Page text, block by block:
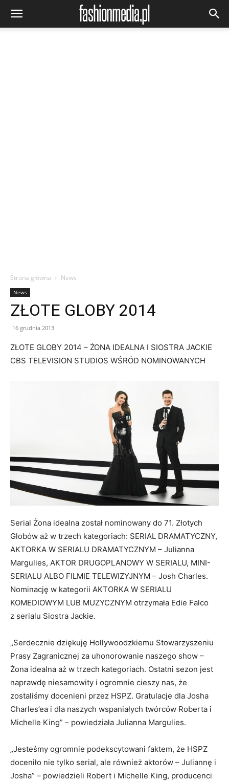
Strona główna News
News
ZŁOTE GLOBY 2014
16 grudnia 2013
ZŁOTE GLOBY 2014 – ŻONA IDEALNA I SIOSTRA JACKIE
CBS TELEVISION STUDIOS WŚRÓD NOMINOWANYCH
Serial Żona idealna został nominowany do 71. Złotych
Globów aż w trzech kategoriach: SERIAL DRAMATYCZNY,
AKTORKA W SERIALU DRAMATYCZNYM – Julianna
Margulies, AKTOR DRUGOPLANOWY W SERIALU, MINI-
SERIALU ALBO FILMIE TELEWIZYJNYM – Josh Charles.
Nominację w kategorii AKTORKA W SERIALU
KOMEDIOWYM LUB MUZYCZNYM otrzymała Edie Falco
z serialu Siostra Jackie.
„Serdecznie dziękuję Hollywoodzkiemu Stowarzyszeniu
Prasy Zagranicznej za uhonorowanie naszego show –
Żona idealna aż w trzech kategoriach. Ostatni sezon jest
naprawdę niesamowity i ogromnie cieszy nas, że
zostaliśmy docenieni przez HSPZ. Gratulacje dla Josha
Charles’ea i dla naszych wspaniałych twórców Roberta i
Michelle King” – powiedziała Julianna Margulies.
„Jesteśmy ogromnie podekscytowani faktem, że HSPZ
doceniło nie tylko serial, ale również aktorów – Juliannę i
Josha” – powiedzieli Robert i Michelle King, producenci